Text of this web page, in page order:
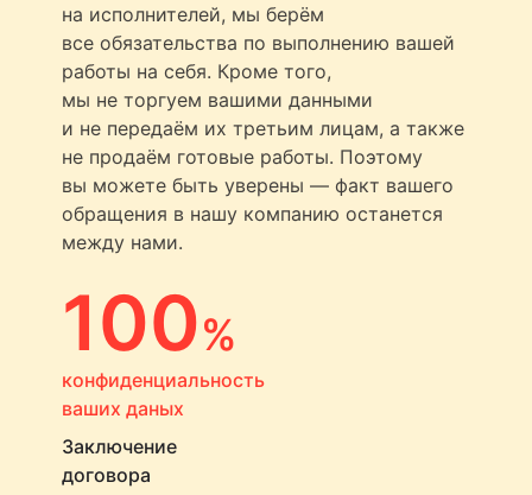
на исполнителей, мы берём
все обязательства по выполнению вашей
работы на себя. Кроме того,
мы не торгуем вашими данными
и не передаём их третьим лицам, а также
не продаём готовые работы. Поэтому
вы можете быть уверены — факт вашего
обращения в нашу компанию останется
между нами.
100%
конфиденциальность
ваших даных
Заключение
договора